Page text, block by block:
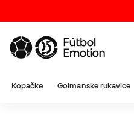
Kopačke Golmanske rukavice